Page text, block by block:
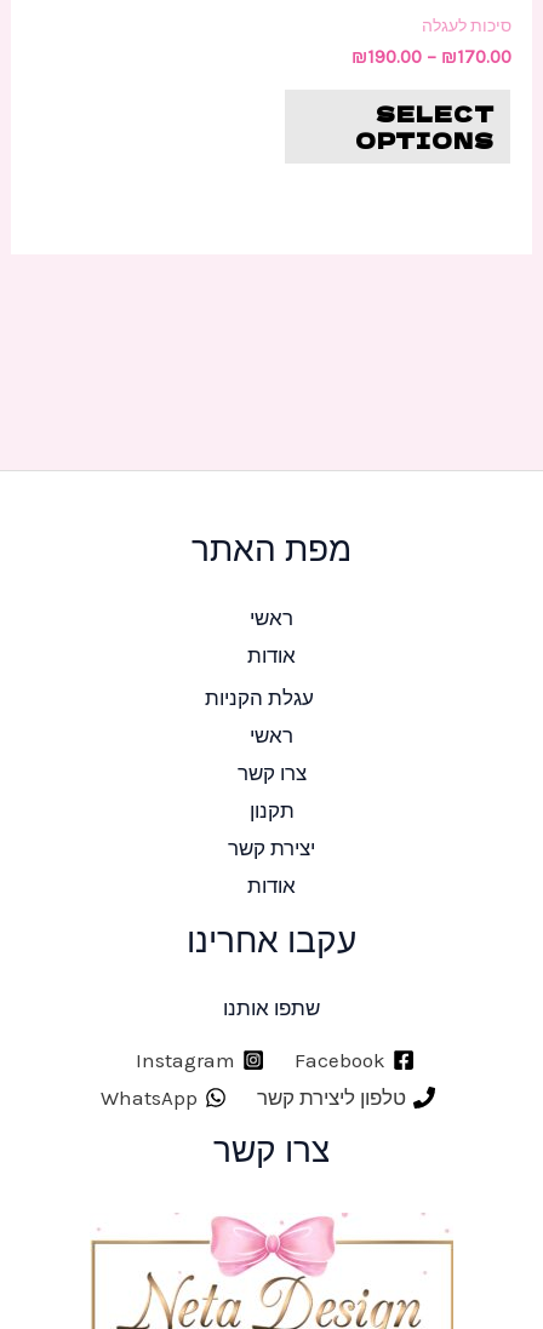
סיכות לעגלה
₪170.00
–
₪190.00
SELECT
OPTIONS
מפת האתר
ראשי
אודות
עגלת הקניות
ראשי
צרו קשר
תקנון
יצירת קשר
אודות
עקבו אחרינו
שתפו אותנו
Facebook
Instagram
טלפון ליצירת קשר
WhatsApp
צרו קשר